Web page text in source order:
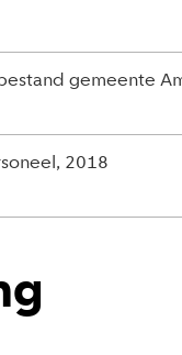
gemeente
2018